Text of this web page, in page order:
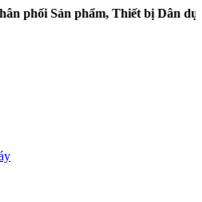
Sản phẩm, Thiết bị Dân dụng và